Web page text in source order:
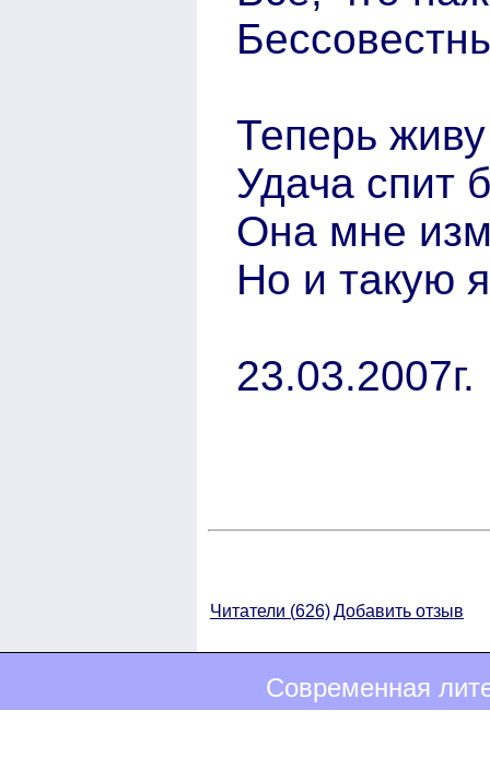
Теперь
Удача спит
Она мне
Но и такую
23.03.2007г.
Читатели (626)Добавить отзыв
Современная